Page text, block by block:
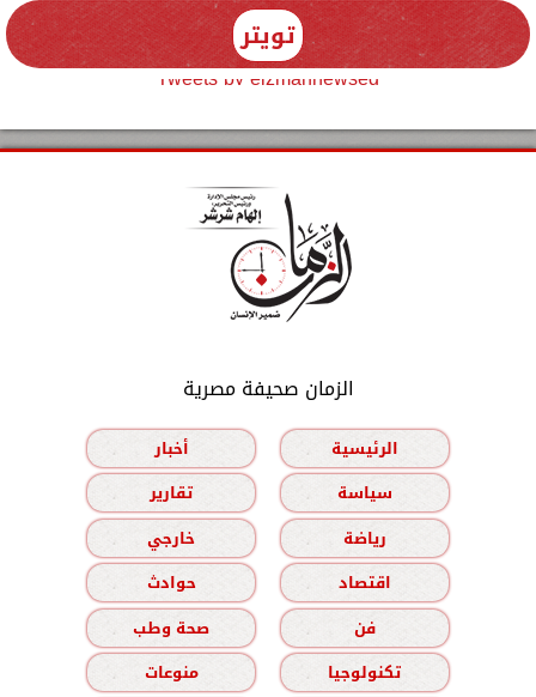
تويتر
Tweets by elzmannewseg
الزمان صحيفة مصرية
الرئيسية
أخبار
سياسة
تقارير
رياضة
خارجي
اقتصاد
حوادث
فن
صحة وطب
تكنولوجيا
منوعات